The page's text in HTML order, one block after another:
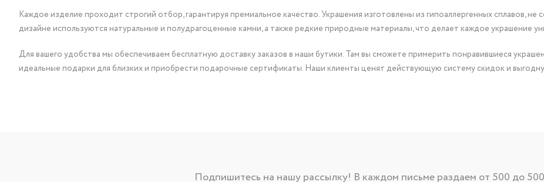
Каждое изделие проходит строгий отбор, гарантируя премиальное качество. Украшения изготовлены из гипоаллергенных сплавов,
дизайне используются натуральные и полудрагоценные камни, а также редкие природные материалы, что делает каждое украшение
Для вашего удобства мы обеспечиваем бесплатную доставку заказов в наши бутики. Там вы сможете примерить понравившиеся
идеальные подарки для близких и приобрести подарочные сертификаты. Наши клиенты ценят действующую систему скидок и
Подпишитесь на нашу рассылку! В каждом письме раздаем от 500 до